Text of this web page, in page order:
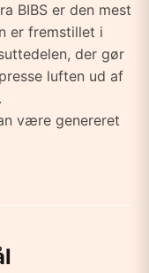
BIBS er den mest
er fremstillet i
der gør
luften ud af
være genereret